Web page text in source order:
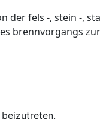
der fels -, stein -,
brennvorgangs